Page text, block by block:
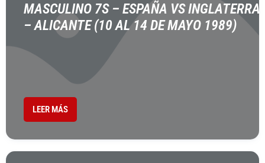
MASCULINO 7S – ESPAÑA VS INGLATERRA
– ALICANTE (10 AL 14 DE MAYO 1989)
LEER MÁS